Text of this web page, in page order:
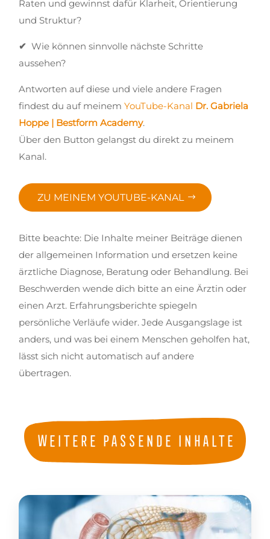
Raten und gewinnst dafür Klarheit, Orientierung
und Struktur?
✔ Wie können sinnvolle nächste Schritte
aussehen?
Antworten auf diese und viele andere Fragen
findest du auf meinemYouTube-Kanal Dr. Gabriela
Hoppe | Bestform Academy.
Über den Button gelangst du direkt zu meinem
Kanal.
ZU MEINEM YOUTUBE-KANAL
Bitte beachte: Die Inhalte meiner Beiträge dienen
der allgemeinen Information und ersetzen keine
ärztliche Diagnose, Beratung oder Behandlung. Bei
Beschwerden wende dich bitte an eine Ärztin oder
einen Arzt. Erfahrungsberichte spiegeln
persönliche Verläufe wider. Jede Ausgangslage ist
anders, und was bei einem Menschen geholfen hat,
lässt sich nicht automatisch auf andere
übertragen.
Weitere passende Inhalte